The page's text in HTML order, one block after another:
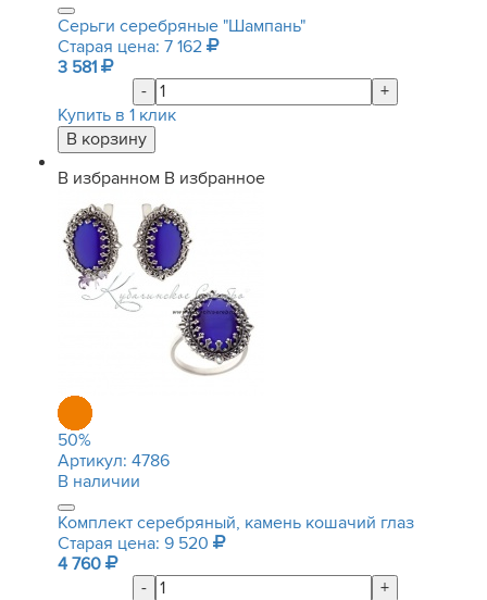
Серьги серебряные "Шампань"
Старая цена: 7 162
3 581
-
+
Купить в 1 клик
В избранном В избранное
50%
Артикул: 4786
В наличии
Комплект серебряный, камень кошачий глаз
Старая цена: 9 520
4 760
-
+